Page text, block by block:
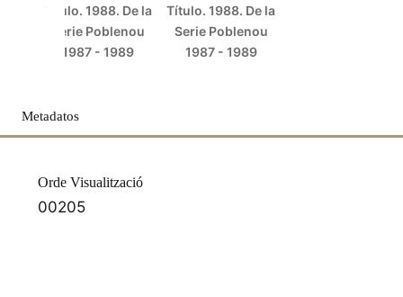
Título. 1988. De la
Serie Poblenou
1987 - 1989
Título. 1988. De la
Serie Poblenou
1987 - 1989
Metadatos
Orde Visualització
00205